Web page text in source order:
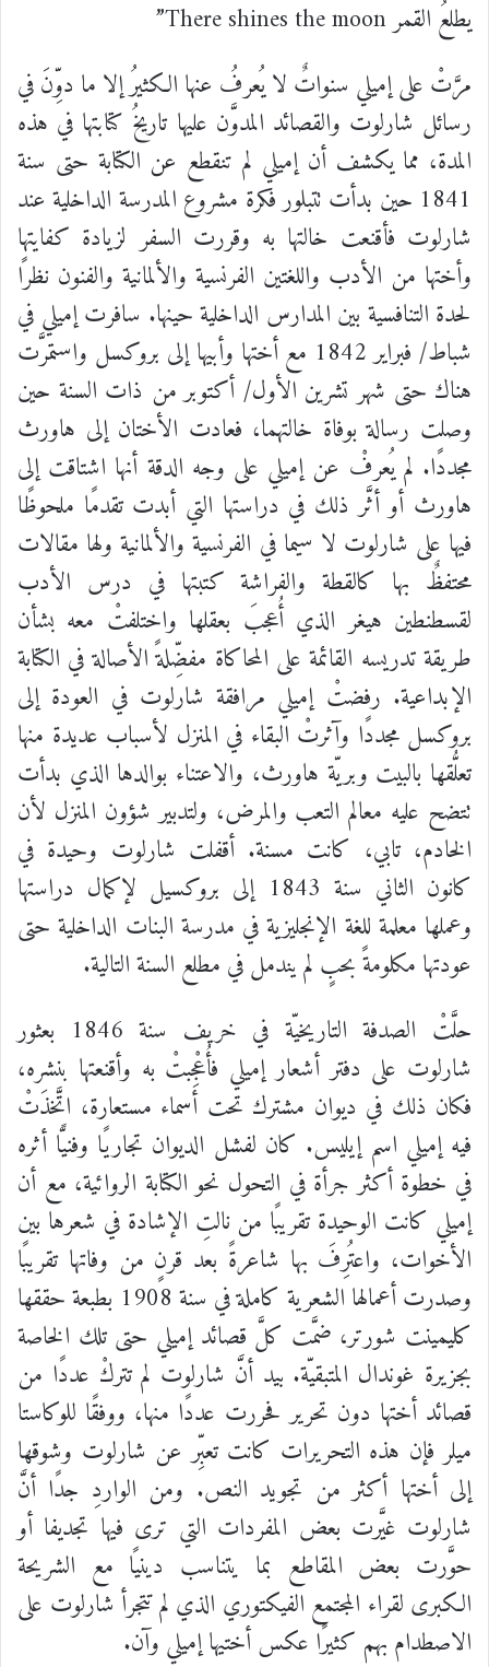
يطلعُ القمر There shines the moon”
مرَّتْ علىإميلي سنواتٌ لايُعرفُ عنها الكثيرُإلا ما دوِّنَفي
رسائل شارلوت والقصائد المدوَّن عليها تاريخُ كتابتها في هذه
المدة، مما يكشف أن إميلي لم تنقطع عن الكتابة حتى سنة
1841 حين بدأت تتبلورفكرة مشروع المدرسة الداخلية عند
شارلوت فأقنعت خالتها به وقررت السفر لزيادة كفايتها
وأختها من الأدب واللغتين الفرنسية والألمانية والفنون نظرًا
لحدة التنافسية بين المدارس الداخليةحينها. سافرتإميلي في
شباط/ فبراير1842 معأختها وأبيها إلى بروكسل واستمرَّت
هناك حتى شهر تشرين الأول/ أكتوبر من ذات السنة حين
وصلت رسالة بوفاة خالتهما، فعادت الأختان إلى هاورث
مجددًا. لم يُعرفْ عن إميلي على وجه الدقة أنها اشتاقت إلى
هاورث أو أثَّر ذلك في دراستها التي أبدت تقدمًا ملحوظًا
فيها على شارلوت لا سيما في الفرنسية والألمانية ولها مقالات
محتفظٌ بها كالقطة والفراشة كتبتها في درس الأدب
لقسطنطين هيغر الذي أُعجبَ بعقلها واختلفتْ معه بشأن
طريقةتدريسه القائمة على المحاكاة مفضِّلةً الأصالةفي الكتابة
الإبداعية. رفضتْ إميلي مرافقة شارلوت في العودة إلى
بروكسل مجددًا وآثرتْ البقاء في المنزل لأسباب عديدة منها
تعلُّقها بالبيت وبريّة هاورث، والاعتناء بوالدها الذي بدأت
تتضح عليه معالم التعب والمرض، ولتدبير شؤون المنزل لأن
الخادم، تابي، كانت مسنة.أقفلت شارلوت وحيدة في
كانون الثاني سنة إلى بروكسيل لإكمال دراستها
وعملها معلمة للغة الإنجليزيةفي مدرسة البنات الداخلية حتى
عودتها مكلومةًبحبٍ لميندملفي مطلع السنةالتالية.
حلَّتْ الصدفة التاريخيّة في خريف سنة1846
بعثور
شارلوت على دفتر أشعار إميلي فأُعْجِبتْ به وأقنعتها بنشره،
فكان ذلك في ديوان مشترك تحت أسماء مستعارة، اتَّخذَتْ
فيه إميلي اسم إيليس. كان لفشل الديوان تجاريًا وفنيًّا أثره
في خطوة أكثر جرأة في التحول نحو الكتابة الروائية، مع أن
إميلي كانت الوحيدةتقريبًا مننالتِ الإشادة في شعرها بين
الأخوات، واعتُرِفَ بها شاعرةً بعد قرنٍ من وفاتها تقريبًا
وصدرتأعمالها الشعرية كاملةفي سنة بطبعةحققها
كليمينت شورتر، ضمَّت كلَّ قصائد إميلي حتى تلك الخاصة
بجزيرة غوندال المتبقيّة. بيد أنَّ شارلوت لم تتركْ عددًا من
قصائد أختها دون تحرير فحررت عددًا منها، ووفقًا للوكاستا
ميلر فإن هذه التحريرات كانت تعبِّر عن شارلوت وشوقها
إلى أختها أكثر من تجويد النص. ومن الواردِ جدًا أنَّ
شارلوت غيَّرت بعض المفردات التي ترى فيها تجديفا أو
حوَّرت بعض المقاطع بما يتناسب دينيًا مع الشريحة
الكبرى لقراء المجتمع الفيكتوري الذي لمتتجرأ شارلوت على
الاصطدام بهم كثيرًا عكسأختيهاإميلي وآن.